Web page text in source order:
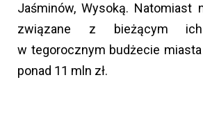
Jaśminów, Wysoką. Natomiast
związane z bieżącym ich
w tegorocznym budżecie
ponad 11 mln zł.